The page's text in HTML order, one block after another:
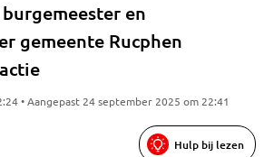
en
gemeente Rucphen
• Aangepast 24 september 2025 om 22:41
Hulp bij lezen